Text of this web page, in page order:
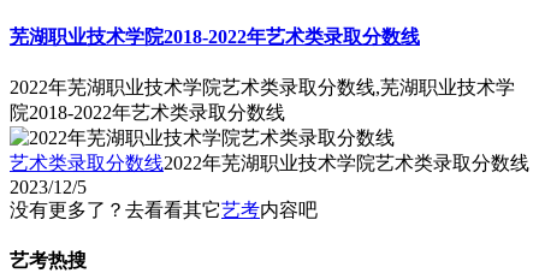
芜湖职业技术学院2018-2022年艺术类录取分数线
2022年芜湖职业技术学院艺术类录取分数线,芜湖职业技术学
院2018-2022年艺术类录取分数线
艺术类录取分数线2022年芜湖职业技术学院艺术类录取分数线
2023/12/5
没有更多了？去看看其它艺考内容吧
艺考热搜